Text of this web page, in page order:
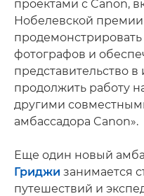
проектами с Canon,
Нобелевской премии
фотографов и
представительство
продолжить работу
другими
амбассадора Canon».
Еще один новый
Гриджи занимается
путешествий и